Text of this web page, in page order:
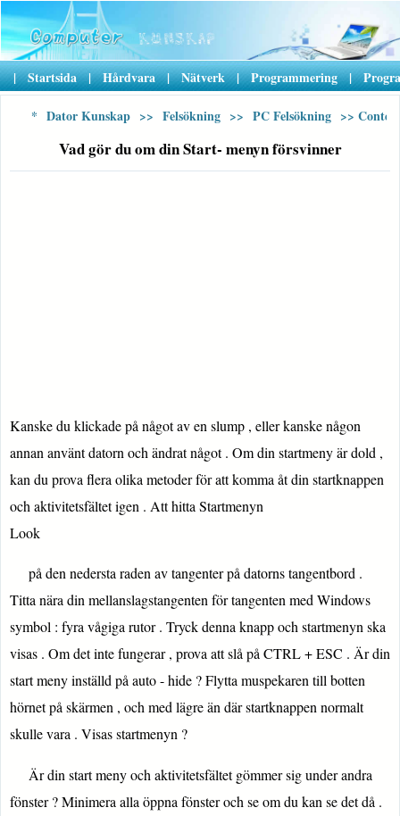
| Startsida | Hårdvara | Nätverk | Programmering |
* Dator Kunskap >> Felsökning >> PC Felsökning >>
Vad gör du om din Start- menyn försvinner
Kanske du klickade på något av en slump , eller kanske någon
annan använt datorn och ändrat något . Om din startmeny är dold ,
kan du prova flera olika metoder för att komma åt din startknappen
och aktivitetsfältet igen . Att hitta Startmenyn
Look
på den nedersta raden av tangenter på datorns tangentbord .
Titta nära din mellanslagstangenten för tangenten med Windows
symbol : fyra vågiga rutor . Tryck denna knapp och startmenyn ska
visas . Om det inte fungerar , prova att slå på CTRL + ESC . Är din
start meny inställd på auto - hide ? Flytta muspekaren till botten
hörnet på skärmen , och med lägre än där startknappen normalt
skulle vara . Visas startmenyn ?
Är din start meny och aktivitetsfältet gömmer sig under andra
fönster ? Minimera alla öppna fönster och se om du kan se det då .